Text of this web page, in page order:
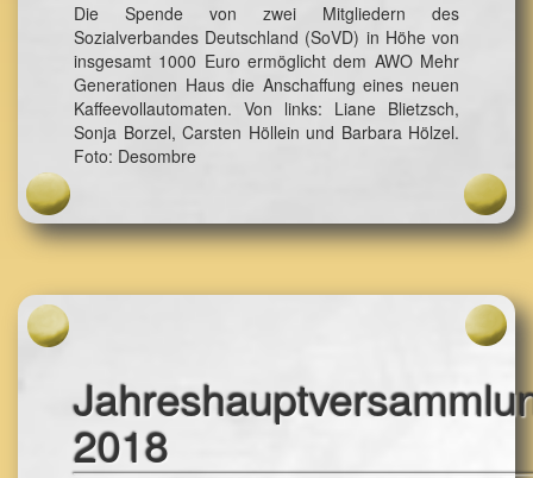
Die Spende von zwei Mitgliedern des
Sozialverbandes Deutschland (SoVD) in Höhe von
insgesamt 1000 Euro ermöglicht dem AWO Mehr
Generationen Haus die Anschaffung eines neuen
Kaffeevollautomaten. Von links: Liane Blietzsch,
Sonja Borzel, Carsten Höllein und Barbara Hölzel.
Foto: Desombre
2018